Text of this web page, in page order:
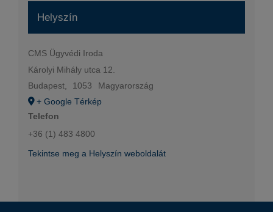
Helyszín
CMS Ügyvédi Iroda
Károlyi Mihály utca 12.
Budapest, 1053
Magyarország
+ Google Térkép
Telefon
+36 (1) 483 4800
Tekintse meg a Helyszín weboldalát